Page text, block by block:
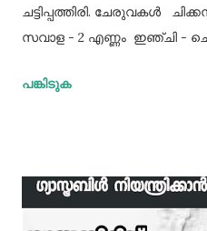
ചട്ടിപ്പത്തിരി. ചേരുവകൾ
സവാള - 2 എണ്ണം ഇഞ്ചി -
വിധം ചിക്കൻ കുറച്ച് ഉപ്പും
ഇഞ്ചി വെളുത്തുള്ളി, സവാള
ഇതിൽ പൊടികളെല്ലാം
പങ്കിടുക